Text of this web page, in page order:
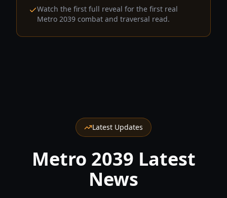
Watch the first full reveal for the first real
Metro 2039 combat and traversal read.
Latest Updates
Metro 2039 Latest
News